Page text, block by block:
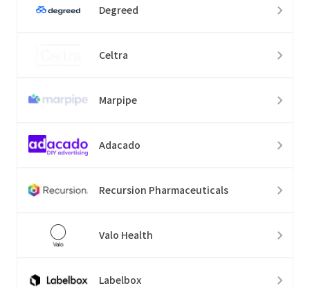
Degreed
Celtra
Marpipe
Adacado
Recursion Pharmaceuticals
Valo Health
Labelbox